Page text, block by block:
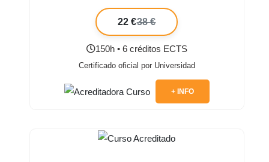
22 €38 €
150h • 6 créditos ECTS
Certificado oficial por Universidad
+ INFO